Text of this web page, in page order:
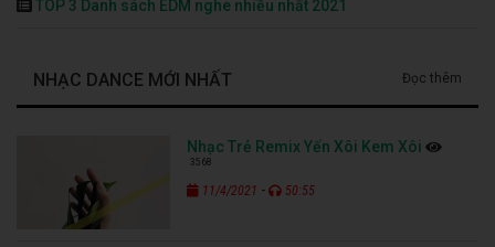
TOP 3 Danh sách EDM nghe nhiều nhất 2021
NHẠC DANCE MỚI NHẤT Đọc thêm
Nhạc Trẻ Remix Yến Xôi Kem Xôi
3568
11/4/2021 - 50:55